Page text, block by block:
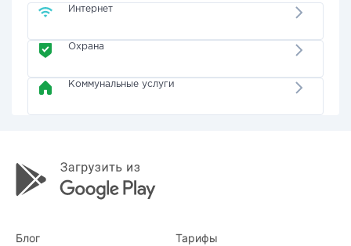
Интернет
Охрана
Коммунальные услуги
Блог Тарифы